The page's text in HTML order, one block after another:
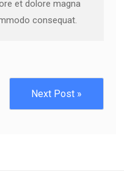
et dolore magna
consequat.
Next Post »